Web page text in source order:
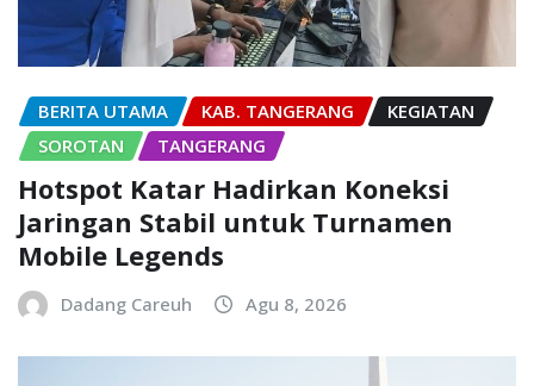
BERITA UTAMA KAB. TANGERANG
KEGIATAN
SOROTAN
TANGERANG
Hotspot Katar Hadirkan Koneksi
Jaringan Stabil untuk Turnamen
Mobile Legends
Dadang Careuh Agu 8, 2026